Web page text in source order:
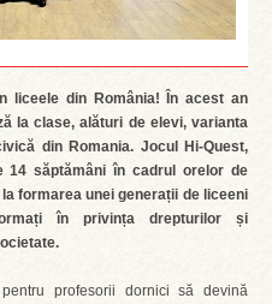
liceele din România! În acest an
la clase, alături de elevi, varianta
din Romania. Jocul Hi-Quest,
săptămâni în cadrul orelor de
formarea unei generații de liceeni
în privința drepturilor și
profesorii dornici să devină